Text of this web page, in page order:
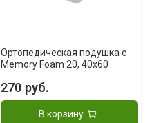
Ортопедическая подушка c
Memory Foam 20, 40x60
270 руб.
В корзину